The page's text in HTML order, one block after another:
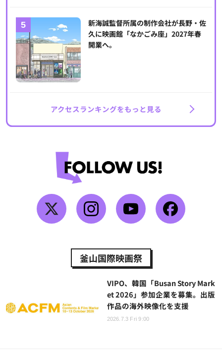
新海誠監督所属の制作会社が長野・佐
久に映画館「なかごみ座」2027年春
開業へ。
アクセスランキングをもっと見る
釜山国際映画祭
VIPO、韓国「Busan Story Mark
et 2026」参加企業を募集。出版
作品の海外映像化を支援
2026.7.3 Fri 9:00